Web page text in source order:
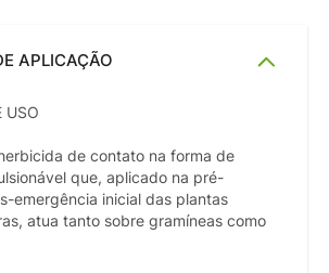
APLICAÇÃO
USO
de contato na forma de
que, aplicado na pré-
emergência inicial das plantas
atua tanto sobre gramíneas como